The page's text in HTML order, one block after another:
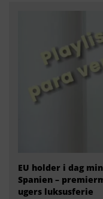
EU holder i dag
Spanien –
ugers luksusferie